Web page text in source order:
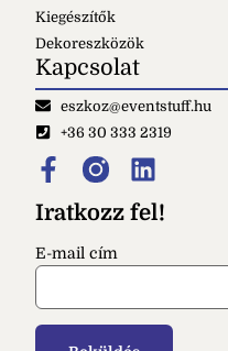
Kiegészítők
Dekoreszközök
Kapcsolat
eszkoz@eventstuff.hu
+36 30 333 2319
Iratkozz fel!
E-mail cím